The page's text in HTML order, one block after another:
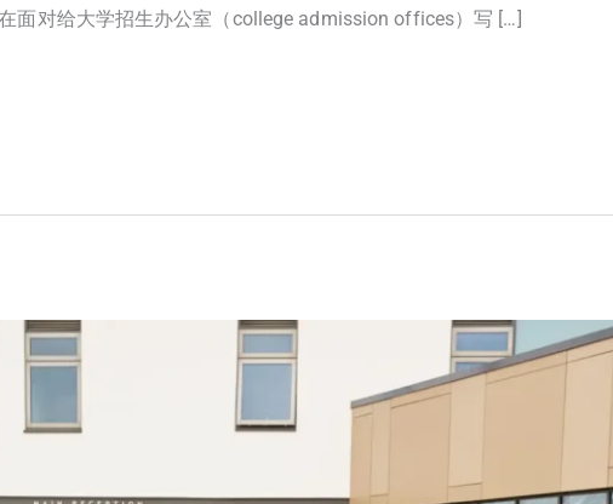
面对给大学招生办公室（college admission offices）写 […]